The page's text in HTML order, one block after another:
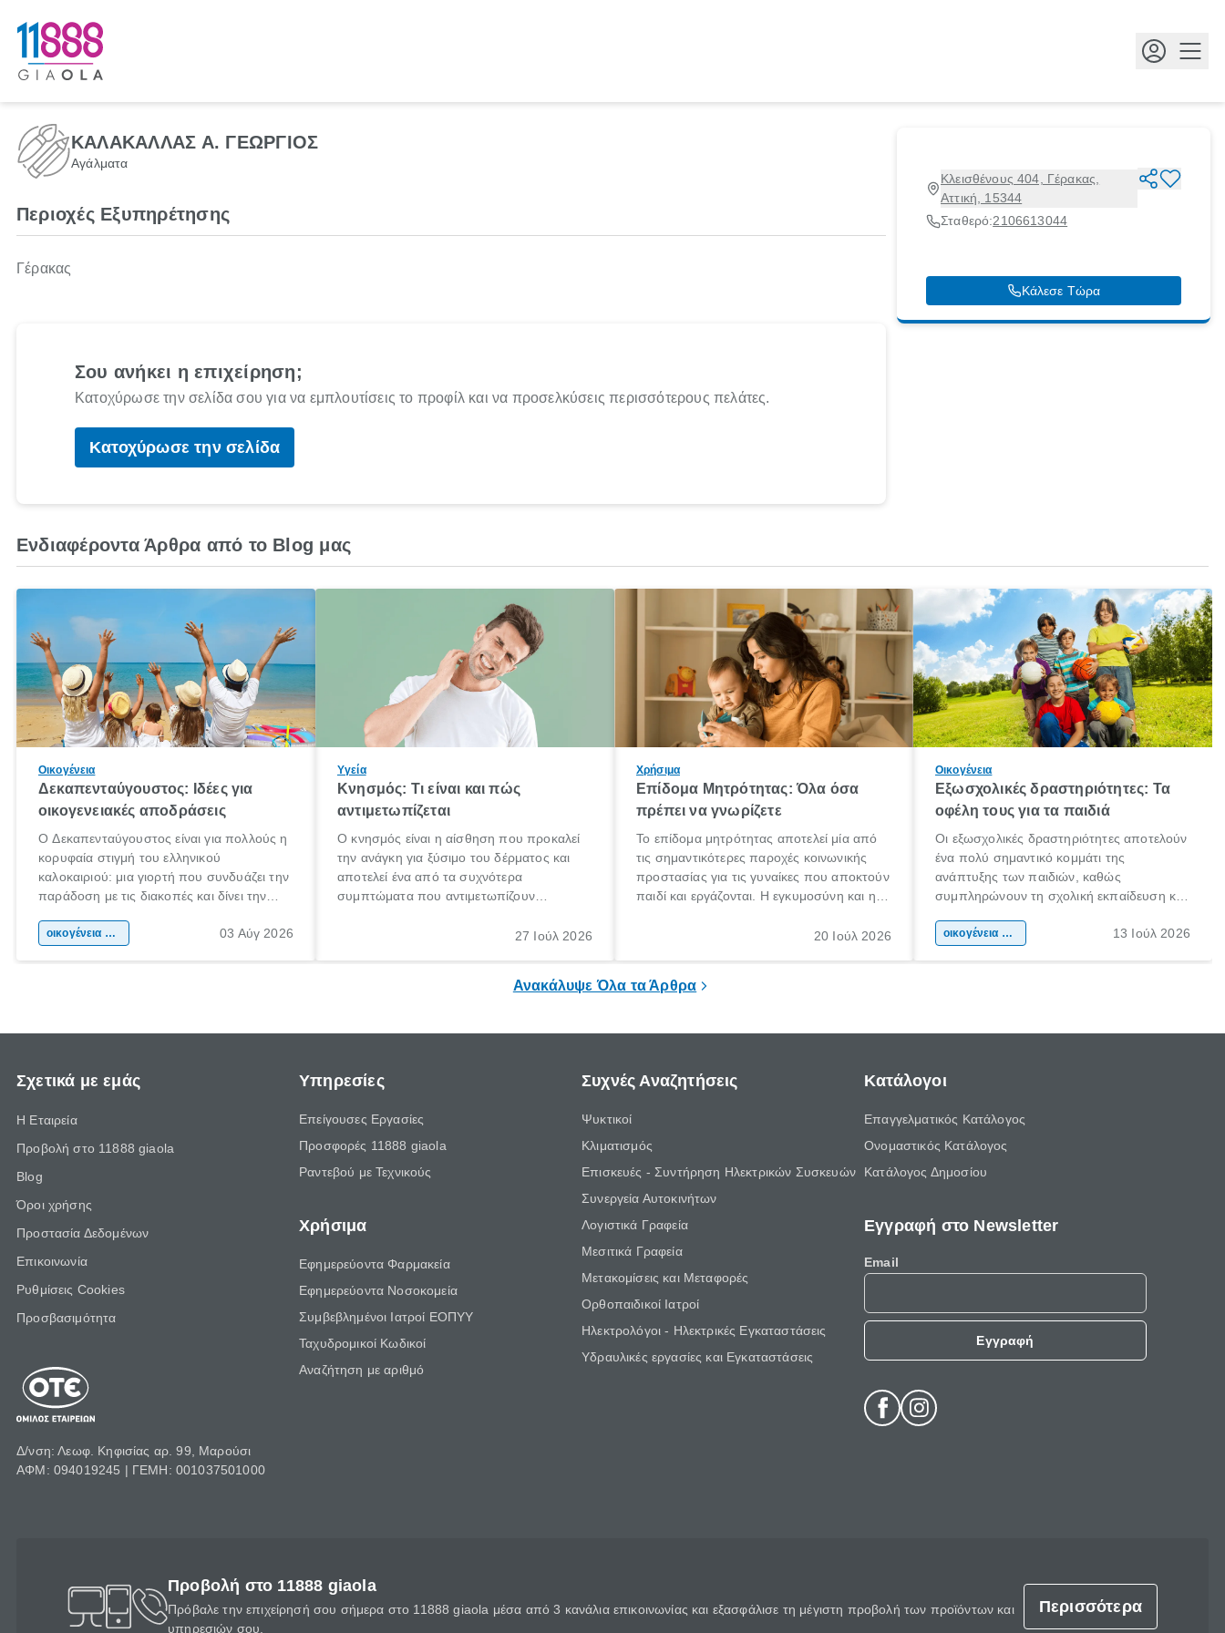
ΚΑΛΑΚΑΛΛΑΣ Α. ΓΕΩΡΓΙΟΣ
Αγάλματα
Κλεισθένους 404, Γέρακας,
Αττική, 15344
Σταθερό:2106613044
Κάλεσε Τώρα
Περιοχές Εξυπηρέτησης
Γέρακας
Σου ανήκει η επιχείρηση;
Κατοχύρωσε την σελίδα σου για να εμπλουτίσεις το προφίλ και να προσελκύσεις περισσότερους πελάτες.
Κατοχύρωσε την σελίδα
Ενδιαφέροντα Άρθρα από το Blog μας
Οικογένεια
Δεκαπενταύγουστος: Ιδέες για
οικογενειακές αποδράσεις
Ο Δεκαπενταύγουστος είναι για πολλούς η
κορυφαία στιγμή του ελληνικού
καλοκαιριού: μια γιορτή που συνδυάζει την
παράδοση με τις διακοπές και δίνει την
χώρας. Είτε πρόκειται για λίγες μέρες
οικογένεια & παιδί 03 Αύγ 2026
Υγεία
Κνησμός: Τι είναι και πώς
αντιμετωπίζεται
Ο κνησμός είναι η αίσθηση που προκαλεί
την ανάγκη για ξύσιμο του δέρματος και
αποτελεί ένα από τα συχνότερα
συμπτώματα που αντιμετωπίζουν
πληροφορίες για το «κνησμός τι είναι»,
27 Ιούλ 2026
Χρήσιμα
Επίδομα Μητρότητας: Όλα όσα
πρέπει να γνωρίζετε
Το επίδομα μητρότητας αποτελεί μία από
τις σημαντικότερες παροχές κοινωνικής
προστασίας για τις γυναίκες που αποκτούν
παιδί και εργάζονται. Η εγκυμοσύνη και η
σημαντική περίοδος στη ζωή κάθε20 Ιούλ 2026
Οικογένεια
Εξωσχολικές δραστηριότητες: Τα
οφέλη τους για τα παιδιά
Οι εξωσχολικές δραστηριότητες αποτελούν
ένα πολύ σημαντικό κομμάτι της
ανάπτυξης των παιδιών, καθώς
συμπληρώνουν τη σχολική εκπαίδευση και
της προσωπικότητας, της κοινωνικότητας
οικογένεια & παιδί 13 Ιούλ 2026
Ανακάλυψε Όλα τα Άρθρα
Σχετικά με εμάς
Η Εταιρεία
Προβολή στο 11888 giaola
Blog
Όροι χρήσης
Προστασία Δεδομένων
Επικοινωνία
Ρυθμίσεις Cookies
Προσβασιμότητα
Δ/νση: Λεωφ. Κηφισίας αρ. 99, Μαρούσι
ΑΦΜ: 094019245 | ΓΕΜΗ: 001037501000
Υπηρεσίες
Επείγουσες Εργασίες
Προσφορές 11888 giaola
Ραντεβού με Τεχνικούς
Χρήσιμα
Εφημερεύοντα Φαρμακεία
Εφημερεύοντα Νοσοκομεία
Συμβεβλημένοι Ιατροί ΕΟΠΥΥ
Ταχυδρομικοί Κωδικοί
Αναζήτηση με αριθμό
Συχνές Αναζητήσεις
Ψυκτικοί
Κλιματισμός
Επισκευές - Συντήρηση Ηλεκτρικών Συσκευών
Συνεργεία Αυτοκινήτων
Λογιστικά Γραφεία
Μεσιτικά Γραφεία
Μετακομίσεις και Μεταφορές
Ορθοπαιδικοί Ιατροί
Ηλεκτρολόγοι - Ηλεκτρικές Εγκαταστάσεις
Υδραυλικές εργασίες και Εγκαταστάσεις
Κατάλογοι
Επαγγελματικός Κατάλογος
Ονομαστικός Κατάλογος
Κατάλογος Δημοσίου
Εγγραφή στο Newsletter
Email
Εγγραφή
Προβολή στο 11888 giaola
Πρόβαλε την επιχείρησή σου σήμερα στο 11888 giaola μέσα από 3 κανάλια επικοινωνίας και εξασφάλισε τη μέγιστη προβολή των προϊόντων και
υπηρεσιών σου.
Περισσότερα